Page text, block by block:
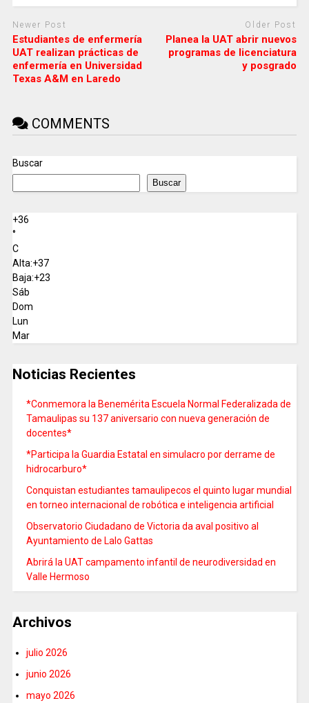
Newer Post
Estudiantes de enfermería
UAT realizan prácticas de
enfermería en Universidad
Texas A&M en Laredo
Older Post
Planea la UAT abrir nuevos
programas de licenciatura
y posgrado
COMMENTS
Buscar
Buscar
+36
°
C
Alta:+37
Baja:+23
Sáb
Dom
Lun
Mar
Noticias Recientes
*Conmemora la Benemérita Escuela Normal Federalizada de
Tamaulipas su 137 aniversario con nueva generación de
docentes*
*Participa la Guardia Estatal en simulacro por derrame de
hidrocarburo*
Conquistan estudiantes tamaulipecos el quinto lugar mundial
en torneo internacional de robótica e inteligencia artificial
Observatorio Ciudadano de Victoria da aval positivo al
Ayuntamiento de Lalo Gattas
Abrirá la UAT campamento infantil de neurodiversidad en
Valle Hermoso
Archivos
julio 2026
junio 2026
mayo 2026